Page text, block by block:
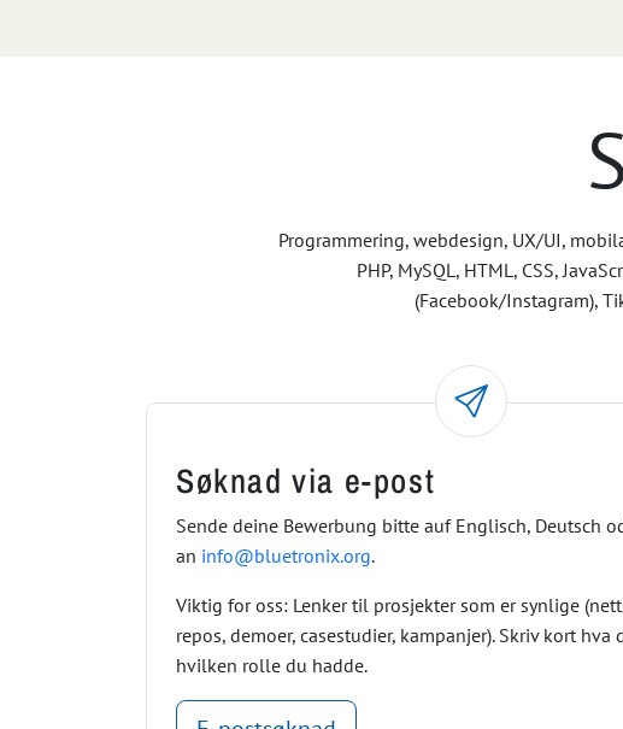
Programmering, webdesign, UX/UI,
PHP, MySQL, HTML, CSS,
(Facebook/Instagram),
Søknad via e-post
Sende deine Bewerbung bitte auf Englisch, Deutsch
an info@bluetronix.org.
Viktig for oss: Lenker til prosjekter som er synlige
repos, demoer, casestudier, kampanjer). Skriv kort hva
hvilken rolle du hadde.